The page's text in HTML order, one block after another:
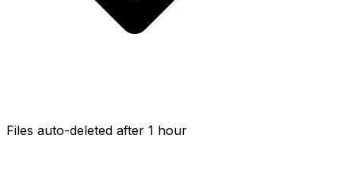
Files auto-deleted after 1 hour